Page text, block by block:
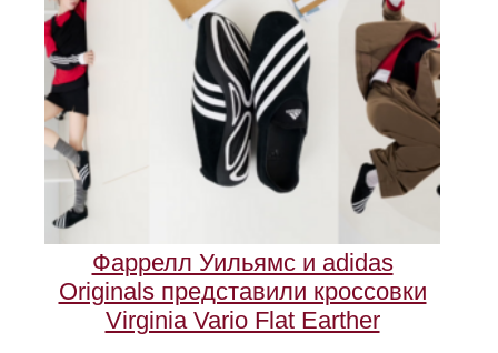
Фаррелл Уильямс и adidas
Originals представили кроссовки
Virginia Vario Flat Earther